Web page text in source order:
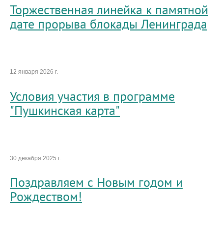
Торжественная линейка к памятной
дате прорыва блокады Ленинграда
12 января 2026 г.
Условия участия в программе
"Пушкинская карта"
30 декабря 2025 г.
Поздравляем с Новым годом и
Рождеством!